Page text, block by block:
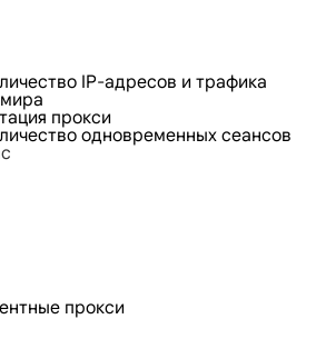
IP-адресов и трафика
прокси
одновременных сеансов
прокси